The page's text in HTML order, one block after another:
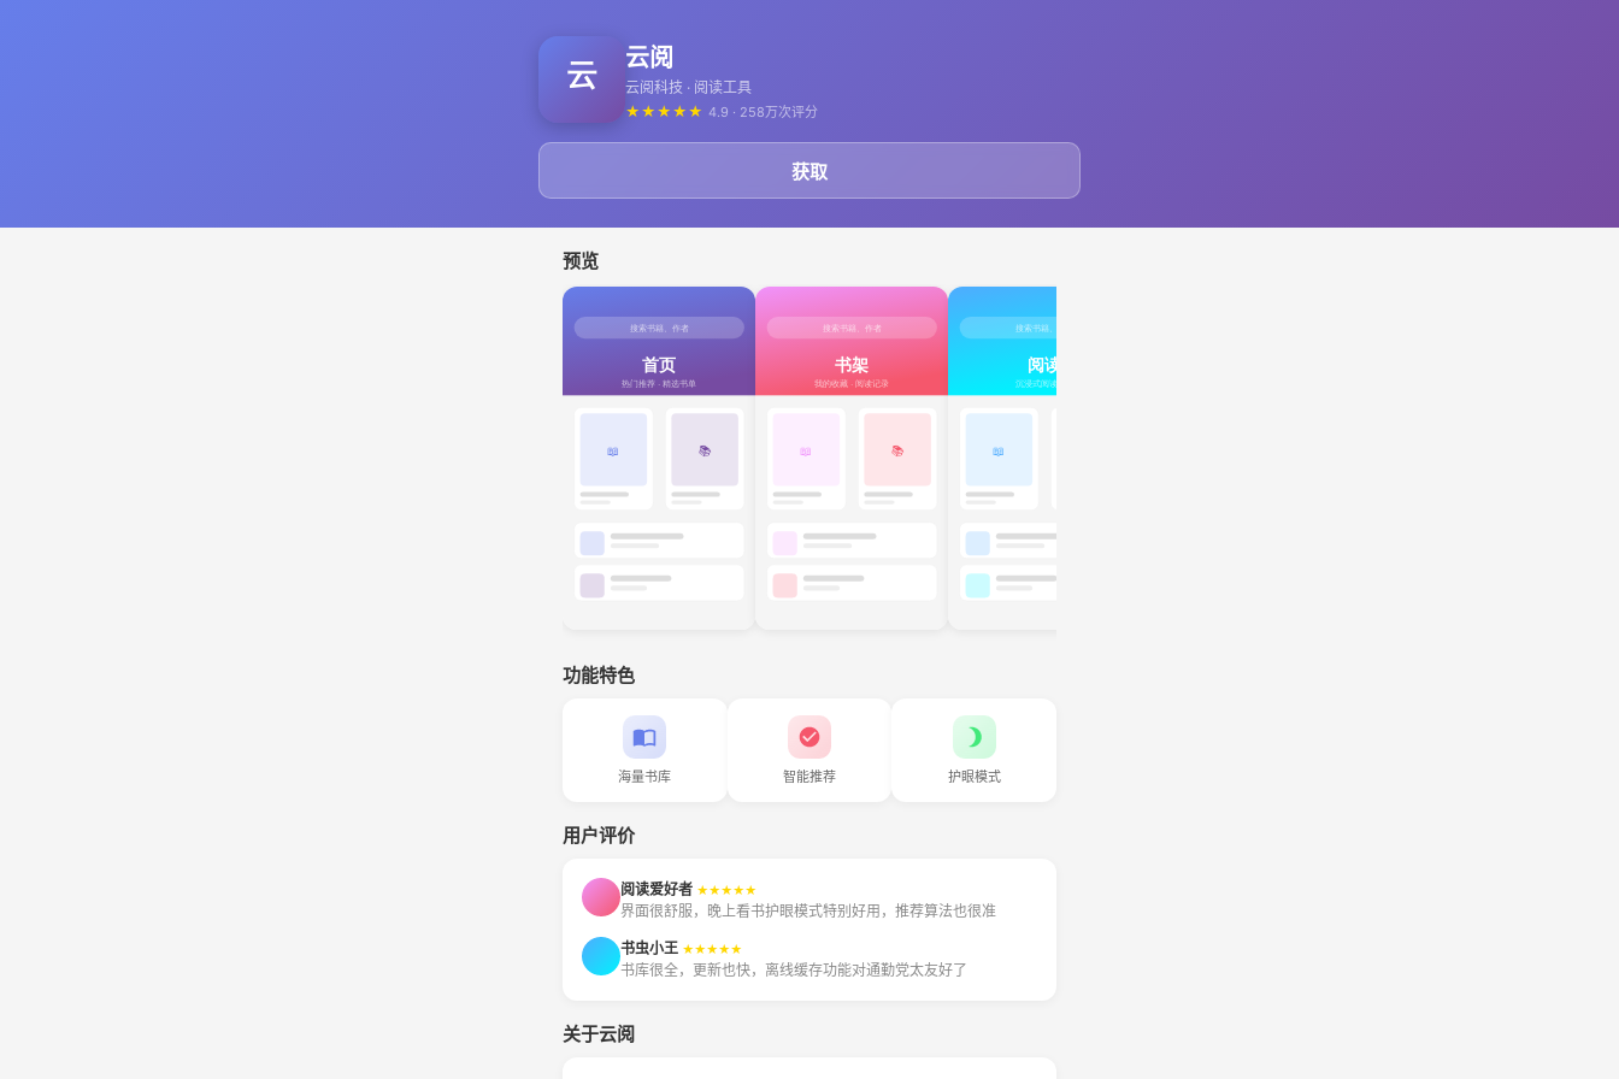
云阅
云阅科技 · 阅读工具
★ ★ ★ ★ ★ 4.9 · 258万次评分
获取
预览
功能特色
海量书库 智能推荐 护眼模式
用户评价
阅读爱好者 ★★★★★
界面很舒服，晚上看书护眼模式特别好用，推荐算法也很准
书虫小王 ★★★★★
书库很全，更新也快，离线缓存功能对通勤党太友好了
关于云阅